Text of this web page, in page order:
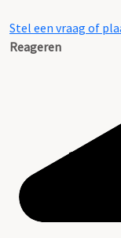
Stel een vraag of
Reageren